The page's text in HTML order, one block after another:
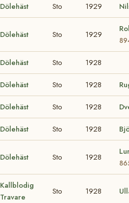
Dölehäst Sto 1929
Dölehäst Sto 1929
Dölehäst Sto 1928
Dölehäst Sto 1928
Dölehäst Sto 1928
Dölehäst Sto 1928
Dölehäst Sto 1928
Kallblodig
Travare
Sto 1928